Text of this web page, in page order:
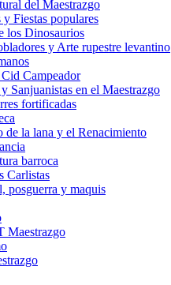
del Maestrazgo
Fiestas populares
los Dinosaurios
y Arte rupestre levantino
Campeador
Sanjuanistas en el Maestrazgo
fortificadas
de la lana y el Renacimiento
barroca
Carlistas
posguerra y maquis
Maestrazgo